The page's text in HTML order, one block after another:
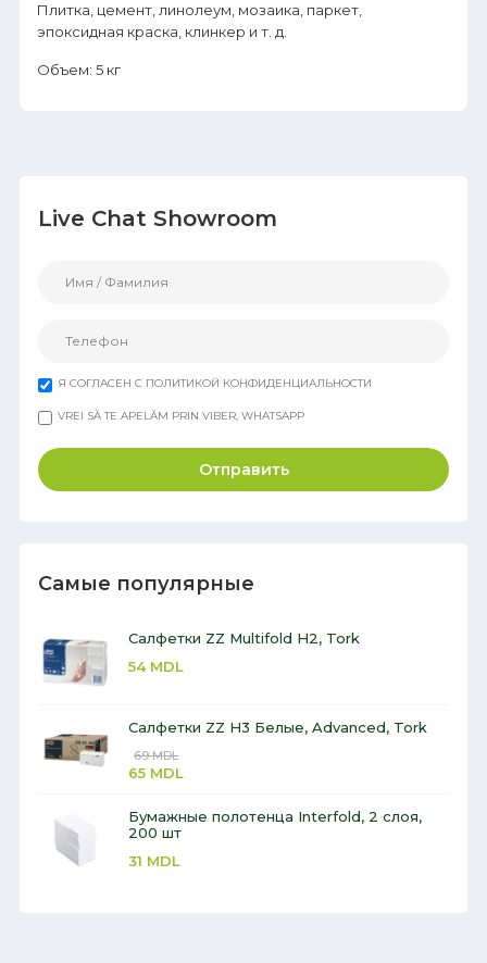
Live Chat Showroom
Я СОГЛАСЕН С ПОЛИТИКОЙ КОНФИДЕНЦИАЛЬНОСТИ
VREI SĂ TE APELĂM PRIN VIBER, WHATSAPP
Отправить
Самые популярные
Салфетки ZZ Multifold H2, Tork
54 MDL
Салфетки ZZ H3 Белые, Advanced, Tork
69MDL
65 MDL
Бумажные полотенца Interfold, 2 слоя,
200 шт
31 MDL
Плитка, цемент, линолеум, мозаика, паркет,
эпоксидная краска, клинкер и т. д.
Объем: 5 кг